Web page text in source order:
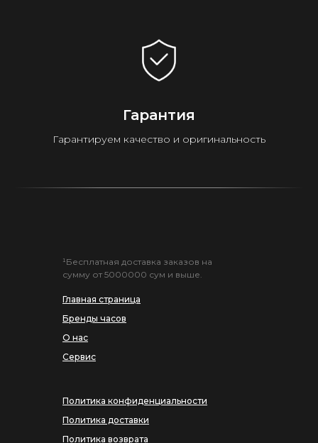
Гарантия
Гарантируем качество и оригинальность
Главная страница
Бренды часов
О нас
Сервис
¹Бесплатная доставка заказов на
сумму от 5000000 сум и выше.
Политика конфиденциальности
Политика доставки
Политика возврата